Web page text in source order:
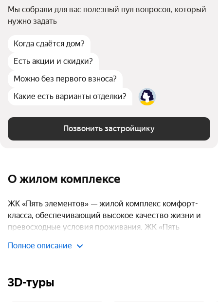
Мы собрали для вас полезный пул вопросов, который
нужно задать
Когда сдаётся дом?
Есть акции и скидки?
Можно без первого взноса?
Какие есть варианты отделки?
Позвонить застройщику
О жилом комплексе
ЖК «Пять элементов» — жилой комплекс комфорт-
класса, обеспечивающий высокое качество жизни и
превосходные условия проживания. ЖК «Пять
от компактных однокомнатных до просторных
Архитектурная композиция комплекса включает два
Полное описание
3D-туры